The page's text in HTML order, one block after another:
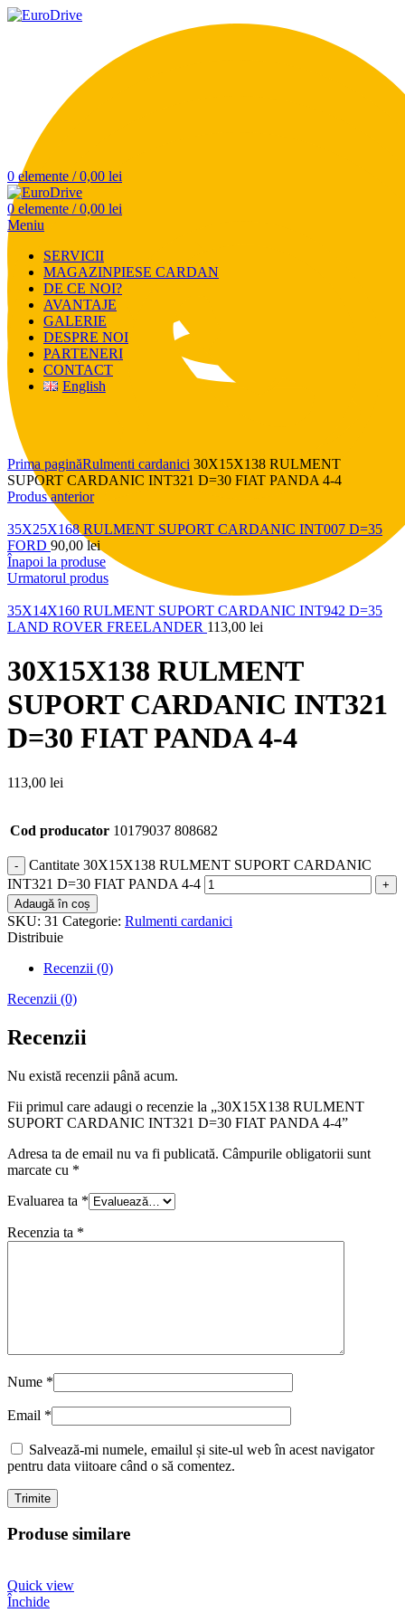
0 elemente / 0,00 lei
0 elemente / 0,00 lei
Meniu
SERVICII
MAGAZINPIESE CARDAN
DE CE NOI?
AVANTAJE
GALERIE
DESPRE NOI
PARTENERI
CONTACT
English
Click pentru a mări
Prima paginăRulmenti cardanici 30X15X138 RULMENT
SUPORT CARDANIC INT321 D=30 FIAT PANDA 4-4
Produs anterior
35X25X168 RULMENT SUPORT CARDANIC INT007 D=35
FORD 90,00 lei
Înapoi la produse
Urmatorul produs
35X14X160 RULMENT SUPORT CARDANIC INT942 D=35
LAND ROVER FREELANDER 113,00 lei
30X15X138 RULMENT
SUPORT CARDANIC INT321
D=30 FIAT PANDA 4-4
113,00 lei
Cod producator 10179037 808682
Cantitate 30X15X138 RULMENT SUPORT CARDANIC
INT321 D=30 FIAT PANDA 4-4
Adaugă în coș
SKU: 31 Categorie: Rulmenti cardanici
Distribuie
Recenzii (0)
Recenzii (0)
Recenzii
Nu există recenzii până acum.
Fii primul care adaugi o recenzie la „30X15X138 RULMENT
SUPORT CARDANIC INT321 D=30 FIAT PANDA 4-4”
Adresa ta de email nu va fi publicată. Câmpurile obligatorii sunt
marcate cu *
Evaluarea ta *
Recenzia ta *
Nume *
Email *
Salvează-mi numele, emailul și site-ul web în acest navigator
pentru data viitoare când o să comentez.
Produse similare
Quick view
Închide